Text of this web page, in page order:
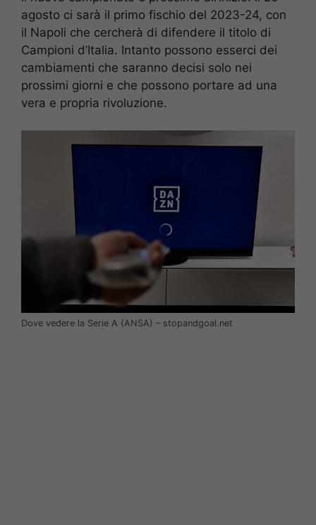
agosto ci sarà il primo fischio del 2023-24, con
il Napoli che cercherà di difendere il titolo di
Campioni d’Italia. Intanto possono esserci dei
cambiamenti che saranno decisi solo nei
prossimi giorni e che possono portare ad una
vera e propria rivoluzione.
Dove vedere la Serie A (ANSA) – stopandgoal.net